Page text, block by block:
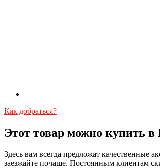
Как добраться?
Этот товар можно купить в
Здесь вам всегда предложат
заезжайте почаще. Постоянным клиентам